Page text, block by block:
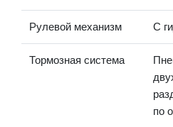
Рулевой механизм С
Тормозная система
по